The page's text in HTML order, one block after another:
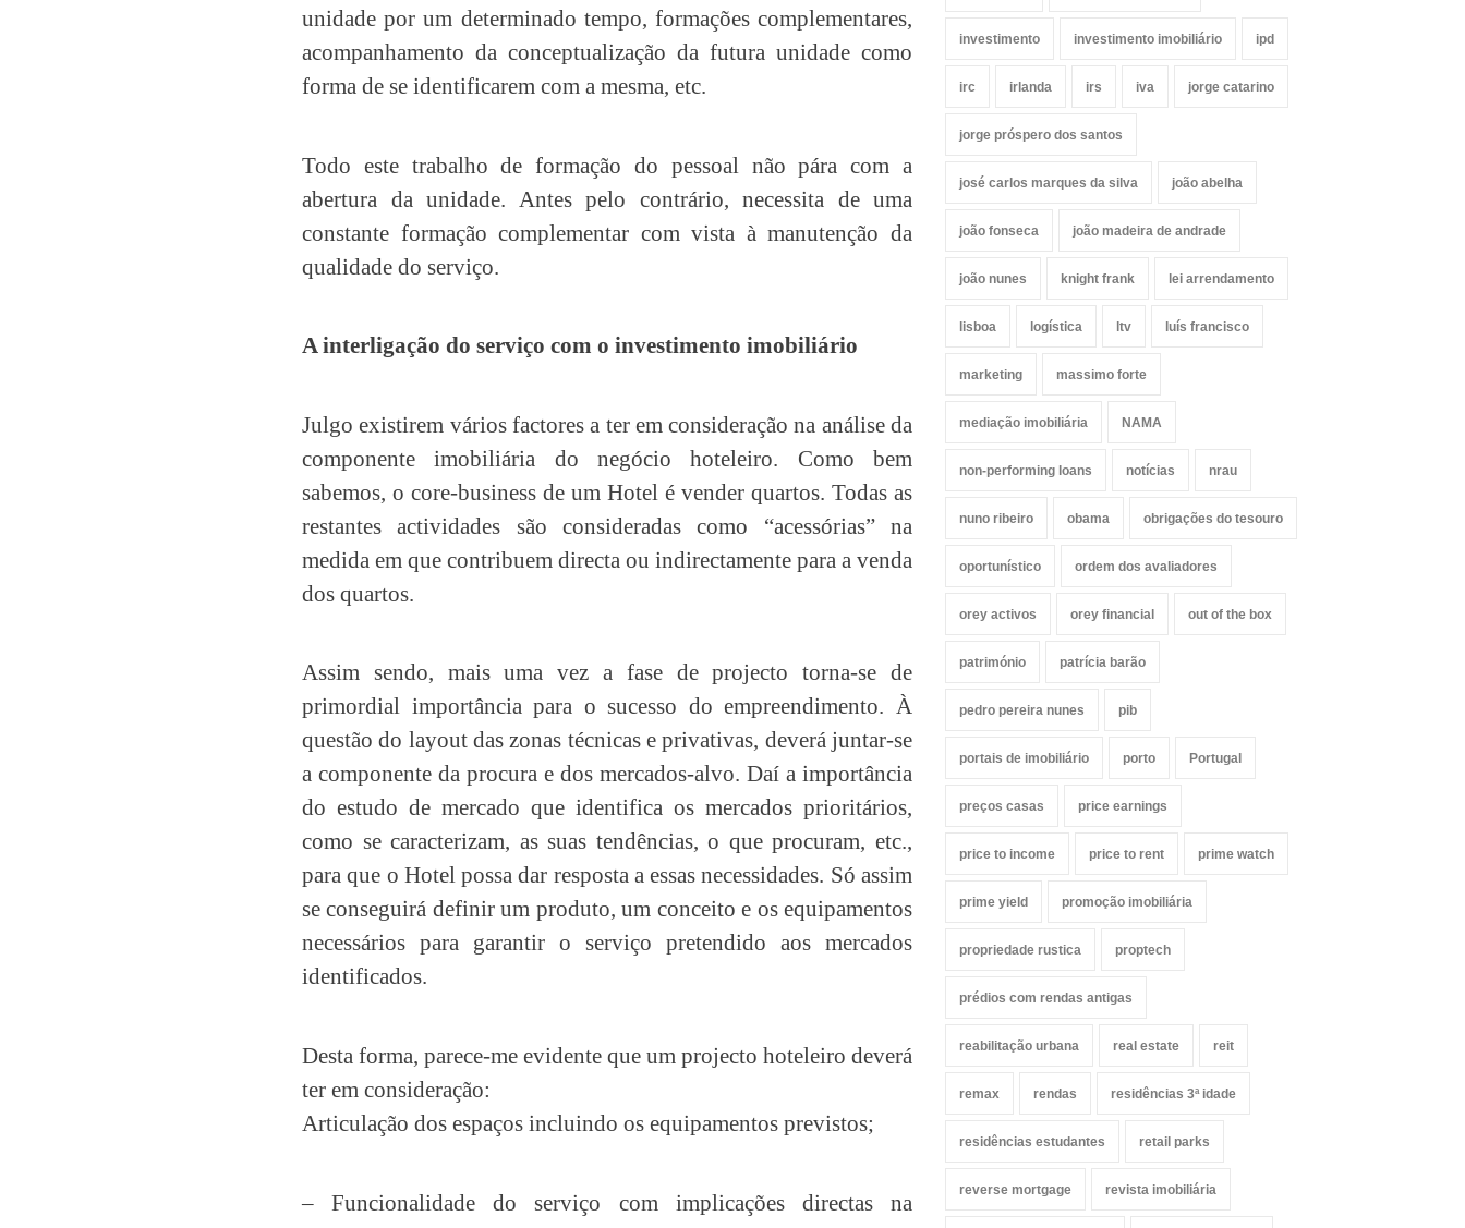
unidade por um determinado tempo, formações complementares,
acompanhamento da conceptualização da futura unidade como
forma de se identificarem com a mesma, etc.
Todo este trabalho de formação do pessoal não pára com a
abertura da unidade. Antes pelo contrário, necessita de uma
constante formação complementar com vista à manutenção da
qualidade do serviço.
A interligação do serviço com o investimento imobiliário
Julgo existirem vários factores a ter em consideração na análise da
componente imobiliária do negócio hoteleiro. Como bem
sabemos, o core-business de um Hotel é vender quartos. Todas as
restantes actividades são consideradas como “acessórias” na
medida em que contribuem directa ou indirectamente para a venda
dos quartos.
Assim sendo, mais uma vez a fase de projecto torna-se de
primordial importância para o sucesso do empreendimento. À
questão do layout das zonas técnicas e privativas, deverá juntar-se
a componente da procura e dos mercados-alvo. Daí a importância
do estudo de mercado que identifica os mercados prioritários,
como se caracterizam, as suas tendências, o que procuram, etc.,
para que o Hotel possa dar resposta a essas necessidades. Só assim
se conseguirá definir um produto, um conceito e os equipamentos
necessários para garantir o serviço pretendido aos mercados
identificados.
Desta forma, parece-me evidente que um projecto hoteleiro deverá
ter em consideração:
Articulação dos espaços incluindo os equipamentos previstos;
– Funcionalidade do serviço com implicações directas na
investimento investimento imobiliário ipd
irc irlanda irs iva jorge catarino
jorge próspero dos santos
josé carlos marques da silva joão abelha
joão fonseca joão madeira de andrade
joão nunes knight frank lei arrendamento
lisboa logística ltv luís francisco
marketing massimo forte
mediação imobiliária NAMA
non-performing loans notícias nrau
nuno ribeiro obama obrigações do tesouro
oportunístico ordem dos avaliadores
orey activos orey financial out of the box
património patrícia barão
pedro pereira nunes pib
portais de imobiliário porto Portugal
preços casas price earnings
price to income price to rent prime watch
prime yield promoção imobiliária
propriedade rustica proptech
prédios com rendas antigas
reabilitação urbana real estate reit
remax rendas residências 3ª idade
residências estudantes retail parks
reverse mortgage revista imobiliária